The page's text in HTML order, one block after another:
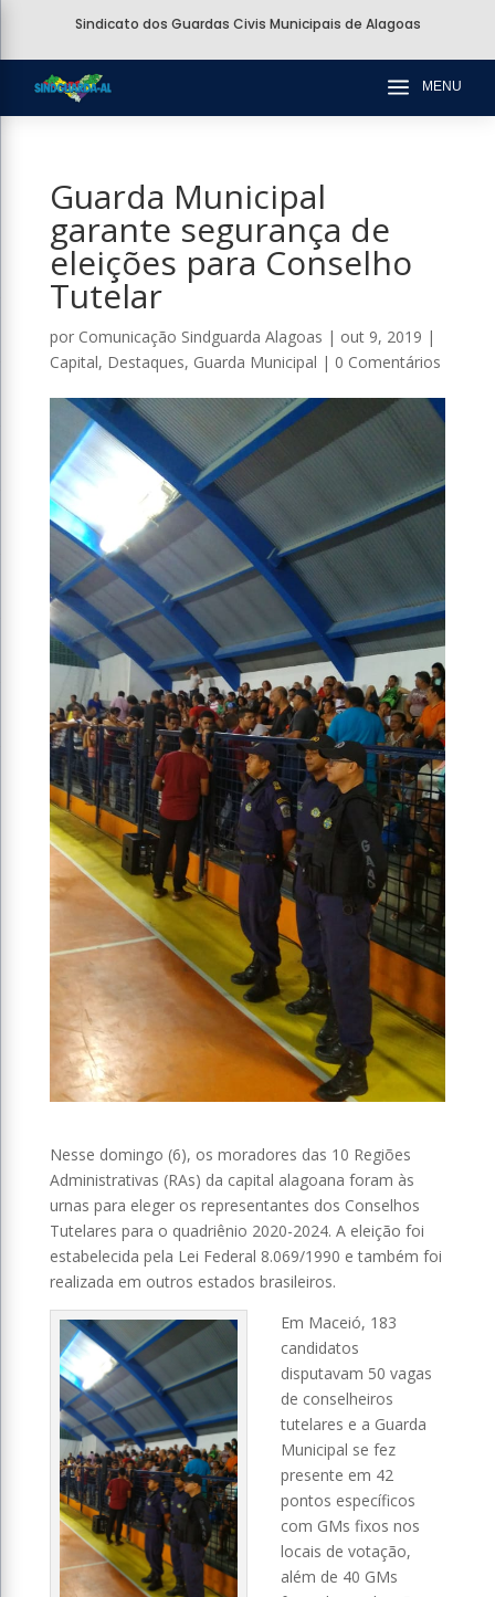
Sindicato dos Guardas Civis Municipais de Alagoas
a MENU
Guarda Municipal
garante segurança de
eleições para Conselho
Tutelar
por Comunicação Sindguarda Alagoas | out 9, 2019 |
Capital, Destaques, Guarda Municipal | 0 Comentários
Nesse domingo (6), os moradores das 10 Regiões
Administrativas (RAs) da capital alagoana foram às
urnas para eleger os representantes dos Conselhos
Tutelares para o quadriênio 2020-2024. A eleição foi
estabelecida pela Lei Federal 8.069/1990 e também foi
realizada em outros estados brasileiros.
Em Maceió, 183
candidatos
disputavam 50 vagas
de conselheiros
tutelares e a Guarda
Municipal se fez
presente em 42
pontos específicos
com GMs fixos nos
locais de votação,
além de 40 GMs